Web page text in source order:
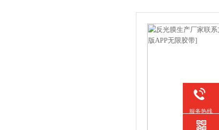
服务热线